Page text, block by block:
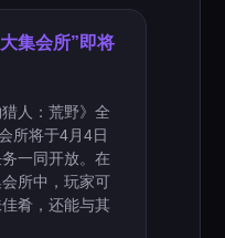
集会所”即将
人：荒野》全
所将于4月4日
一同开放。在
会所中，玩家可
肴，还能与其